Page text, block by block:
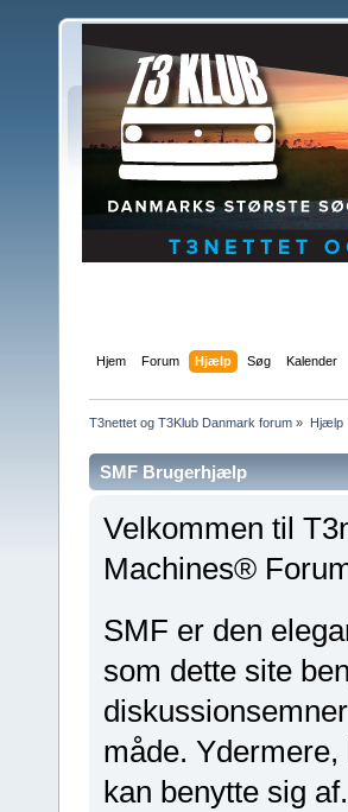
Hjem Forum Hjælp Søg Kalender
T3nettet og T3Klub Danmark forum » Hjælp
SMF Brugerhjælp
Velkommen til
Machines®
SMF er den
som dette site
måde.
kan benytte sig